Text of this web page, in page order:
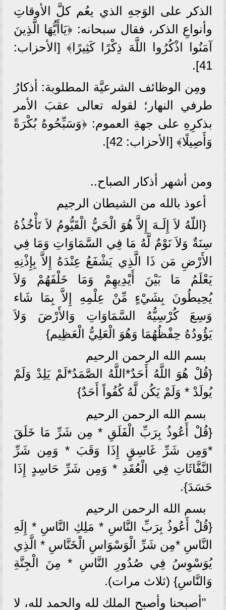
الذكر على الوَجهِ الذي يعُم كلَّ الأوقاتِ
وأنواعِ الذكر، فقال سبحانه: ﴿يَاأَيُّهَا الَّذِينَ
آمَنُوا اذْكُرُوا اللَّهَ ذِكْرًا كَثِيرًا﴾ [الأحزاب:
41].
ومِن الوظائف الشرعيَّة المطلوبة: أذكارُ
طرفي النهار؛ لقوله تعالى عقبَ الأمر
بذكرِهِ على جهةِ العموم: ﴿وَسَبِّحُوهُ بُكْرَةً
وَأَصِيلًا﴾ [الأحزاب: 42].
ومن أشهر أذكار الصباح..
أعوذ بالله من الشيطان الرجيم
{اللّهُ لاَ إِلَـهَ إِلاَّ هُوَ الْحَيُّ الْقَيُّومُ لاَ تَأْخُذُهُ
سِنَةٌ وَلاَ نَوْمٌ لَّهُ مَا فِي السَّمَاوَاتِ وَمَا فِي
الأَرْضِ مَن ذَا الَّذِي يَشْفَعُ عِنْدَهُ إِلاَّ بِإِذْنِهِ
يَعْلَمُ مَا بَيْنَ أَيْدِيهِمْ وَمَا خَلْفَهُمْ وَلاَ
يُحِيطُونَ بِشَيْءٍ مِّنْ عِلْمِهِ إِلاَّ بِمَا شَاء
وَسِعَ كُرْسِيُّهُ السَّمَاوَاتِ وَالأَرْضَ وَلاَ
يَؤُودُهُ حِفْظُهُمَا وَهُوَ الْعَلِيُّ الْعَظِيم}
بسم الله الرحمن الرحيم
{قُلْ هُوَ اللَّهُ أَحَدٌ*اللَّهُ الصَّمَدُ*لَمْ يَلِدْ وَلَمْ
يُولَدْ * وَلَمْ يَكُن لَّهُ كُفُواً أَحَدٌ}
بسم الله الرحمن الرحيم
{قُلْ أَعُوذُ بِرَبِّ الْفَلَقِ * مِن شَرِّ مَا خَلَقَ
*وَمِن شَرِّ غَاسِقٍ إِذَا وَقَبَ * وَمِن شَرِّ
النَّفَّاثَاتِ فِي الْعُقَدِ * وَمِن شَرِّ حَاسِدٍ إِذَا
حَسَدَ}.
بسم الله الرحمن الرحيم
{قُلْ أَعُوذُ بِرَبِّ النَّاسِ * مَلِكِ النَّاسِ * إِلَهِ
النَّاسِ *مِن شَرِّ الْوَسْوَاسِ الْخَنَّاسِ * الَّذِي
يُوَسْوِسُ فِي صُدُورِ النَّاسِ * مِنَ الْجِنَّةِ
وَالنَّاسِ} (ثلاث مرات).
"أصبحنا وأصبح الملك لله والحمد لله، لا